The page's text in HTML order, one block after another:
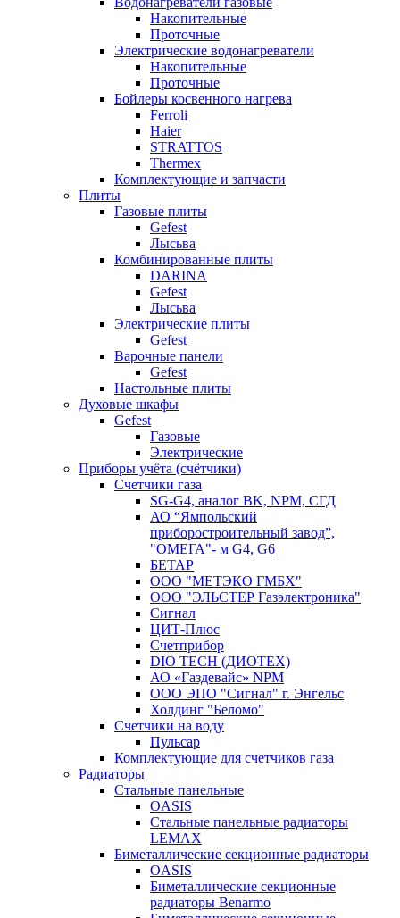
Накопительные
Проточные
Электрические водонагреватели
Накопительные
Проточные
Бойлеры косвенного нагрева
Ferroli
Haier
STRATTOS
Thermex
Комплектующие и запчасти
Плиты
Газовые плиты
Gefest
Лысьва
Комбинированные плиты
DARINA
Gefest
Лысьва
Электрические плиты
Gefest
Варочные панели
Gefest
Настольные плиты
Духовые шкафы
Gefest
Газовые
Электрические
Приборы учёта (счётчики)
Счетчики газа
SG-G4, аналог BK, NPM, СГД
АО “Ямпольский
приборостроительный завод”,
"ОМЕГА"- м G4, G6
БЕТАР
ООО "МЕТЭКО ГМБХ"
ООО "ЭЛЬСТЕР Газэлектроника"
Сигнал
ЦИТ-Плюс
Счетприбор
DIO TECH (ДИОТЕХ)
АО «Газдевайс» NPM
ООО ЭПО "Сигнал" г. Энгельс
Холдинг "Беломо"
Счетчики на воду
Пульсар
Комплектующие для счетчиков газа
Радиаторы
Стальные панельные
OASIS
Стальные панельные радиаторы
LEMAX
Биметаллические секционные радиаторы
OASIS
Биметаллические секционные
радиаторы Benarmo